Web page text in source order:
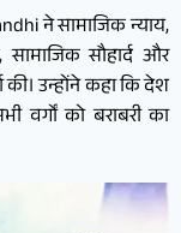
ने सामाजिक न्याय,
सौहार्द और
उन्होंने कहा कि देश
को बराबरी का